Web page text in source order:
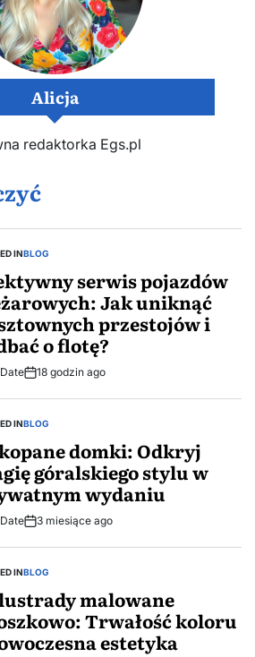
Alicja
redaktorka Egs.pl
INBLOG
serwis pojazdów
Jak uniknąć
przestojów i
o flotę?
18 godzin ago
INBLOG
domki: Odkryj
góralskiego stylu w
wydaniu
3 miesiące ago
INBLOG
malowane
Trwałość koloru
estetyka